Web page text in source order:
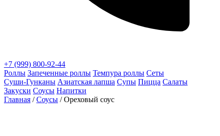
+7 (999) 800-92-44
Роллы Запеченные роллы Темпура роллы Сеты
Суши‑Гунканы Азиатская лапша Супы Пицца Салаты
Закуски Соусы Напитки
Главная /Соусы / Ореховый соус